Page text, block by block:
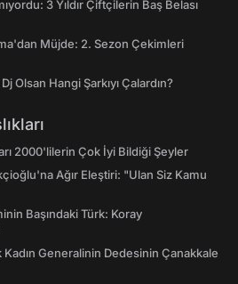
3 Yıldır Çiftçilerin Baş Belası
Müjde: 2. Sezon Çekimleri
Olsan Hangi Şarkıyı Çalardın?
2000'lilerin Çok İyi Bildiği Şeyler
Ağır Eleştiri: "Ulan Siz Kamu
Başındaki Türk: Koray
Generalinin Dedesinin Çanakkale